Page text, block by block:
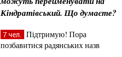
Кіндратівський. Що думаєте?
7 чел. Підтримую! Пора
позбавитися радянських назв